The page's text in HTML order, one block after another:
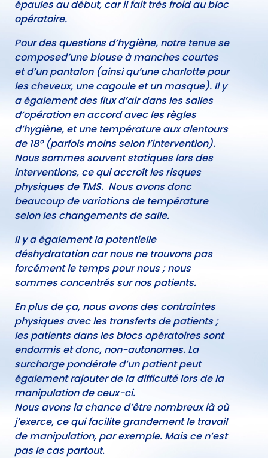
épaules au début, car il fait très froid au bloc
opératoire.
Pour des questions d’hygiène, notre tenue se
composed’une blouse à manches courtes
et d’un pantalon (ainsi qu’une charlotte pour
les cheveux, une cagoule et un masque). Il y
a également des flux d’air dans les salles
d’opération en accord avec les règles
d’hygiène, et une température aux alentours
de 18° (parfois moins selon l’intervention).
Nous sommes souvent statiques lors des
interventions, ce qui accroît les risques
physiques de TMS. Nous avons donc
beaucoup de variations de température
selon les changements de salle.
Il y a également la potentielle
déshydratation car nous ne trouvons pas
forcément le temps pour nous ; nous
sommes concentrés sur nos patients.
En plus de ça, nous avons des contraintes
physiques avec les transferts de patients ;
les patients dans les blocs opératoires sont
endormis et donc, non-autonomes. La
surcharge pondérale d’un patient peut
également rajouter de la difficulté lors de la
manipulation de ceux-ci.
Nous avons la chance d’être nombreux là où
j’exerce, ce qui facilite grandement le travail
de manipulation, par exemple. Mais ce n’est
pas le cas partout.